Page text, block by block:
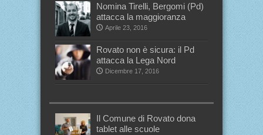
Nomina Tirelli, Bergomi (Pd)
attacca la maggioranza
Aprile 23, 2016
Rovato non è sicura: il Pd
attacca la Lega Nord
Dicembre 17, 2016
Il Comune di Rovato dona
tablet alle scuole